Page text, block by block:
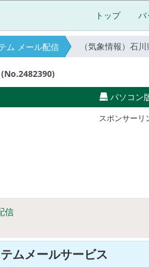
トップ バ
ム メール配信 （気象情報）石
パソコン
スポンサーリ
信
ムメールサービス